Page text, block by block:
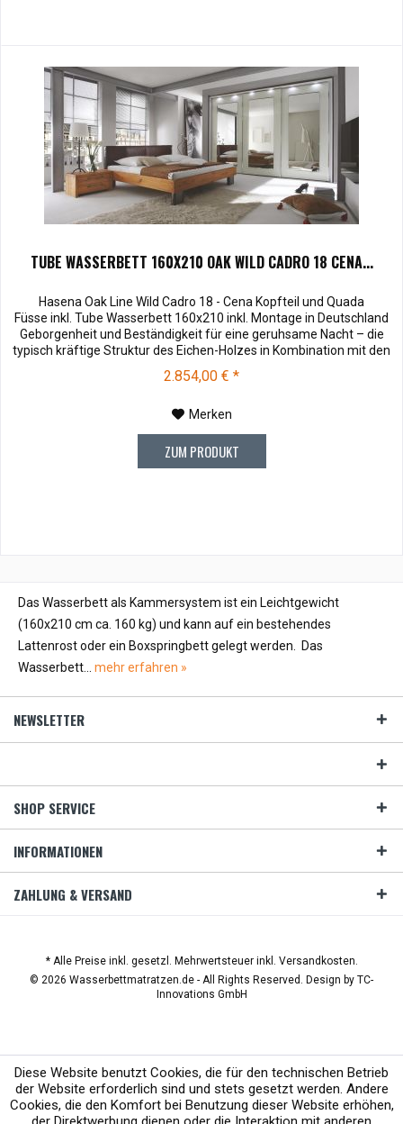
TUBE WASSERBETT 160X210 OAK WILD CADRO 18 CENA...
Hasena Oak Line Wild Cadro 18 - Cena Kopfteil und Quada
Füsse inkl. Tube Wasserbett 160x210 inkl. Montage in Deutschland
Geborgenheit und Beständigkeit für eine geruhsame Nacht – die
typisch kräftige Struktur des Eichen-Holzes in Kombination mit den
separaten Fuss- und Eckelementen verleiht unserer Oak-Line eine
starke und behagliche Aura. Dieses Massivholz Wasserbett...
2.854,00 € *
Merken
ZUM PRODUKT
Das Wasserbett als Kammersystem ist ein Leichtgewicht
(160x210 cm ca. 160 kg) und kann auf ein bestehendes
Lattenrost oder ein Boxspringbett gelegt werden. Das
Wasserbett... mehr erfahren »
NEWSLETTER
SHOP SERVICE
INFORMATIONEN
ZAHLUNG & VERSAND
* Alle Preise inkl. gesetzl. Mehrwertsteuer inkl. Versandkosten.
© 2026 Wasserbettmatratzen.de - All Rights Reserved. Design by TC-
Innovations GmbH
Diese Website benutzt Cookies, die für den technischen Betrieb
der Website erforderlich sind und stets gesetzt werden. Andere
Cookies, die den Komfort bei Benutzung dieser Website erhöhen,